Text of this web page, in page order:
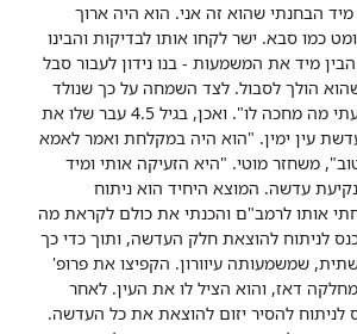
הבחנתי שהוא זה אני. הוא היה ארוך
כמו סבא. ישר לקחו אותו לבדיקות והבינו
מיד את המשמעות - בנו נידון לעבור סבל
הולך לסבול. לצד השמחה על כך שנולד
לי ילד, כאב לי, כי ידעתי מה מחכה לו". ואכן, בגיל 4.5 עבר שלו את
עין ימין. "הוא היה במקלחת ואמר לאמא
משחזר מוטי. "היא הזעיקה אותי ומיד
עדשה. המוצא היחיד הוא ניתוח
אותו לרמב"ם והכנתי את כולם לקראת מה
לניתוח להוצאת חלק העדשה, ותוך כדי כך
שמשמעותה עיוורון. הקפיצו את פרופ'
דאז, והוא הציל לו את העין. לאחר
לניתוח להסיר יזום להוצאת את כל העדשה.